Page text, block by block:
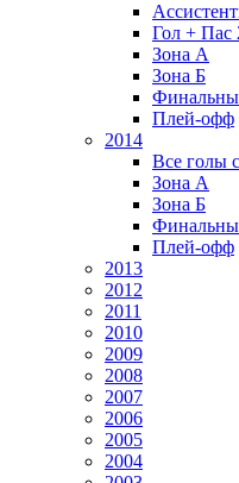
Гол + Пас
Зона А
Зона Б
Плей-офф
2014
Все голы
Зона А
Зона Б
Плей-офф
2013
2012
2011
2010
2009
2008
2007
2006
2005
2004